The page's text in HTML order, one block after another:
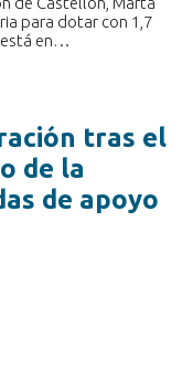
para dotar con 1,7
está en…
tras el
de la
de apoyo